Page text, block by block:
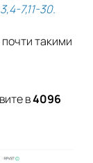
7,11-30.
такими
в4096